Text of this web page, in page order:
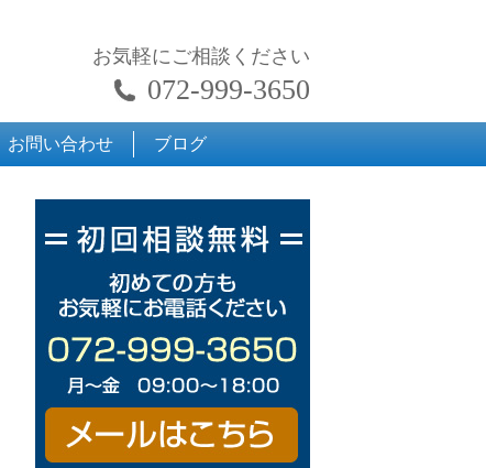
お気軽にご相談ください
072-999-3650
お問い合わせ ブログ